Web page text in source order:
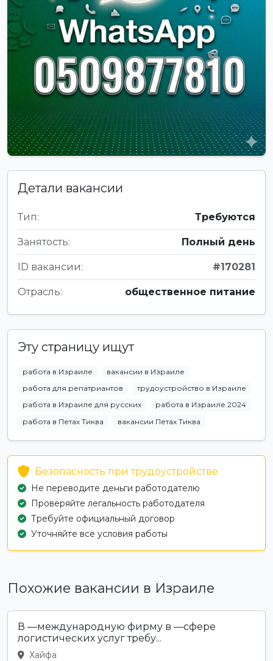
Детали вакансии
Тип: Требуются
Занятость: Полный день
ID вакансии: #170281
Отрасль: общественное питание
Эту страницу ищут
работа в Израиле
вакансии в Израиле
работа для репатриантов
трудоустройство в Израиле
работа в Израиле для русских
работа в Израиле 2024
работа в Петах Тиква
вакансии Петах Тиква
Безопасность при трудоустройстве
Не переводите деньги работодателю
Проверяйте легальность работодателя
Требуйте официальный договор
Уточняйте все условия работы
Похожие вакансии в Израиле
В —международную фирму в —сфере
логистических услуг требу...
Хайфа